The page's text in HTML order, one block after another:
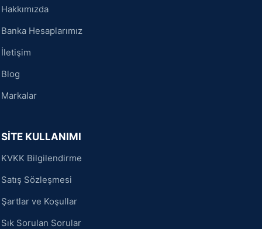
Hakkımızda
Banka Hesaplarımız
İletişim
Blog
Markalar
SİTE KULLANIMI
KVKK Bilgilendirme
Satış Sözleşmesi
Şartlar ve Koşullar
Sık Sorulan Sorular